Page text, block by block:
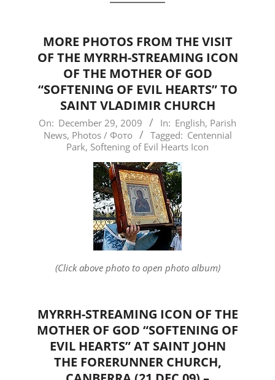
MORE PHOTOS FROM THE VISIT
OF THE MYRRH-STREAMING ICON
OF THE MOTHER OF GOD
“SOFTENING OF EVIL HEARTS” TO
SAINT VLADIMIR CHURCH
2009-
12-
On: December 29, 2009 In: English, Parish
News, Photos / Фото Tagged: Centennial
Park, Softening of Evil Hearts Icon
(Click above photo to open photo album)
MYRRH-STREAMING ICON OF THE
MOTHER OF GOD “SOFTENING OF
EVIL HEARTS” AT SAINT JOHN
THE FORERUNNER CHURCH,